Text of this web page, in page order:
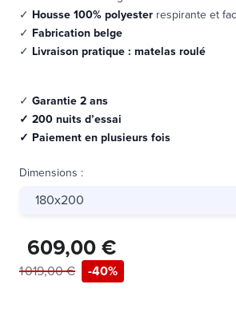
✓ Housse 100% polyester respirante et
✓ Fabrication belge
✓ Livraison pratique : matelas roulé
✓ Garantie 2 ans
✓ 200 nuits d’essai
✓ Paiement en plusieurs fois
Dimensions :
180x200
609,00 €
1 019,00 € -40%